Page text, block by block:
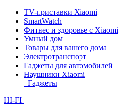
TV-приставки Xiaomi
SmartWatch
Фитнес и здоровье с Xiaomi
Умный дом
Товары для вашего дома
Электротранспорт
Гаджеты для автомобилей
Наушники Xiaomi
Гаджеты
HI-FI